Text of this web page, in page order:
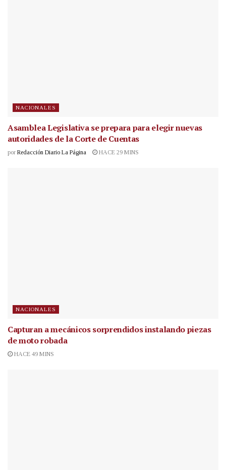
NACIONALES
Asamblea Legislativa se prepara para elegir nuevas
autoridades de la Corte de Cuentas
por Redacción Diario La Página HACE 29 MINS
NACIONALES
Capturan a mecánicos sorprendidos instalando piezas
de moto robada
HACE 49 MINS